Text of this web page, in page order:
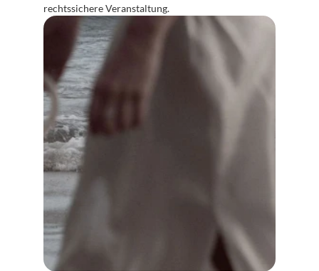
rechtssichere Veranstaltung.